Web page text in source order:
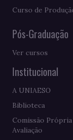
Curso de
Pós-Graduação
Ver cursos
Institucional
A UNIAESO
Biblioteca
Comissão Própria
Avaliação